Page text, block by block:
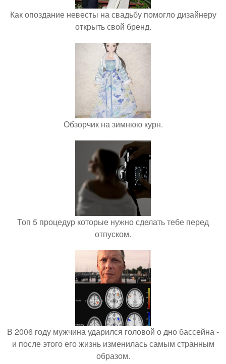
Как опоздание невесты на свадьбу помогло дизайнеру
открыть свой бренд.
Обзорчик на зимнюю курн.
Топ 5 процедур которые нужно сделать тебе перед
отпуском.
В 2006 году мужчина ударился головой о дно бассейна -
и после этого его жизнь изменилась самым странным
образом.